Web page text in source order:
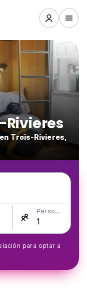
Rivieres
Trois-Rivieres,
Personas
para optar a